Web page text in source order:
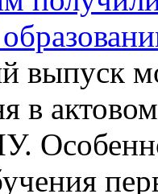
выпуск
в